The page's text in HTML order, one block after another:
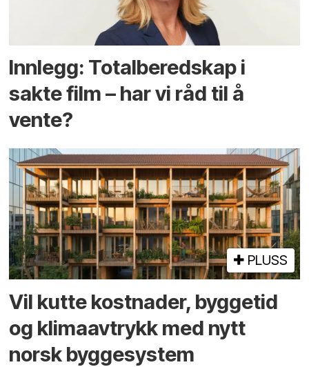
Innlegg: Totalberedskap i
sakte film – har vi råd til å
vente?
PLUSS
Vil kutte kostnader, byggetid
og klima­avtrykk med nytt
norsk bygge­system